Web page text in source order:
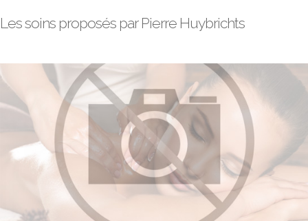
Les soins proposés par Pierre Huybrichts